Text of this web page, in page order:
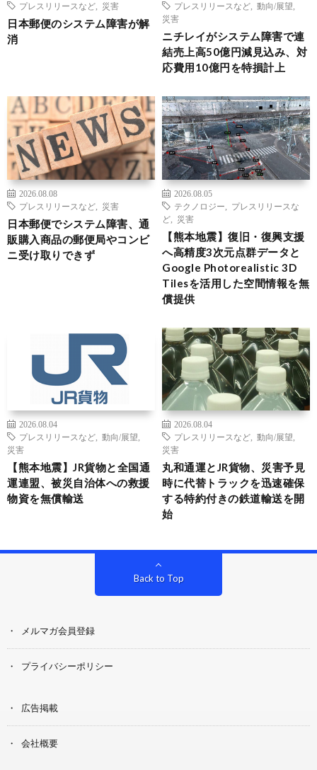
プレスリリースなど
災害
日本郵便のシステム障害が解
消
プレスリリースなど
動向/展望
災害
ニチレイがシステム障害で連
結売上高50億円減見込み、対
応費用10億円を特損計上
2026.08.08
プレスリリースなど
災害
日本郵便でシステム障害、通
販購入商品の郵便局やコンビ
ニ受け取りできず
2026.08.05
テクノロジー
プレスリリースな
ど
災害
【熊本地震】復旧・復興支援
へ高精度3次元点群データと
Google Photorealistic 3D
Tilesを活用した空間情報を無
償提供
2026.08.04
プレスリリースなど
動向/展望
災害
【熊本地震】JR貨物と全国通
運連盟、被災自治体への救援
物資を無償輸送
2026.08.04
プレスリリースなど
動向/展望
災害
丸和通運とJR貨物、災害予見
時に代替トラックを迅速確保
する特約付きの鉄道輸送を開
始
Back to Top
メルマガ会員登録
プライバシーポリシー
広告掲載
会社概要